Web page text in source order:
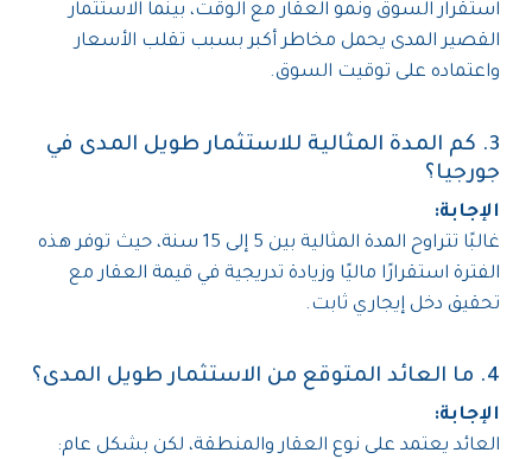
استقرار السوق ونمو العقار مع الوقت، بينما الاستثمار
القصير المدى يحمل مخاطر أكبر بسبب تقلب الأسعار
واعتماده على توقيت السوق.
3. كم المدة المثالية للاستثمار طويل المدى في
جورجيا؟
الإجابة:
غالبًا تتراوح المدة المثالية بين 5 إلى 15 سنة، حيث توفر هذه
الفترة استقرارًا ماليًا وزيادة تدريجية في قيمة العقار مع
تحقيق دخل إيجاري ثابت.
4. ما العائد المتوقع من الاستثمار طويل المدى؟
الإجابة:
العائد يعتمد على نوع العقار والمنطقة، لكن بشكل عام: